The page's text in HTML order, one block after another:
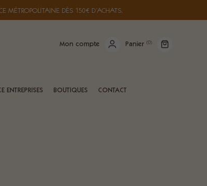
MÉTROPOLITAINE DÈS 150€ D’ACHATS.
Mon compte Panier (0)
ENTREPRISES BOUTIQUES CONTACT